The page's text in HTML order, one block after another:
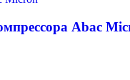
Abac